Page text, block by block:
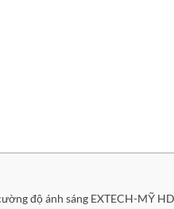
độ ánh sáng EXTECH-MỸ